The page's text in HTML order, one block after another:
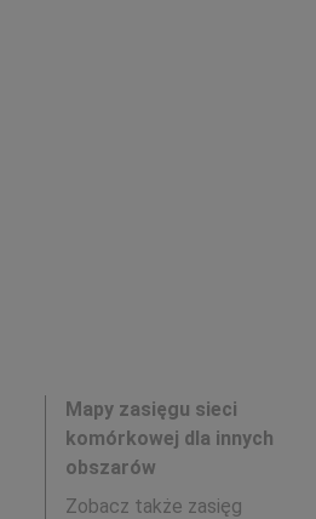
Mapy zasięgu sieci
komórkowej dla innych
obszarów
Zobacz także zasięg